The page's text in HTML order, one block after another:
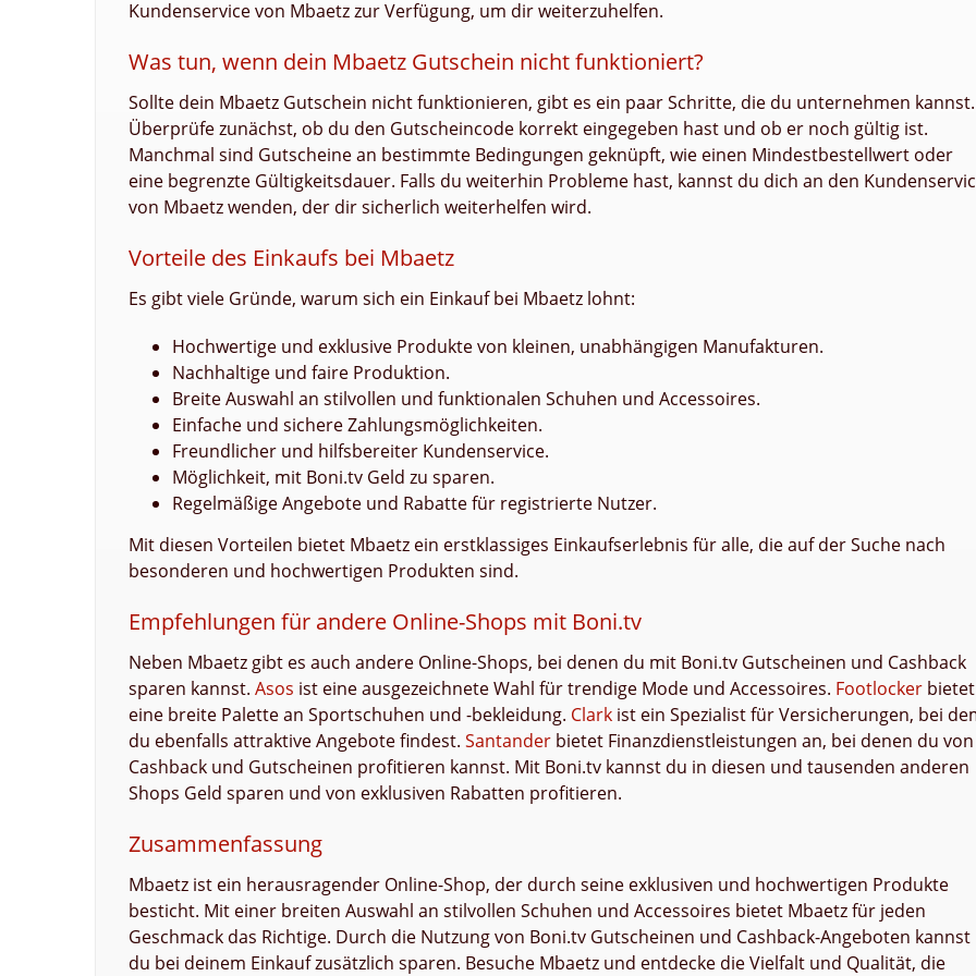
Kundenservice von Mbaetz zur Verfügung, um dir weiterzuhelfen.
Was tun, wenn dein Mbaetz Gutschein nicht funktioniert?
Sollte dein Mbaetz Gutschein nicht funktionieren, gibt es ein paar Schritte, die du unternehmen kannst.
Überprüfe zunächst, ob du den Gutscheincode korrekt eingegeben hast und ob er noch gültig ist.
Manchmal sind Gutscheine an bestimmte Bedingungen geknüpft, wie einen Mindestbestellwert oder
eine begrenzte Gültigkeitsdauer. Falls du weiterhin Probleme hast, kannst du dich an den
von Mbaetz wenden, der dir sicherlich weiterhelfen wird.
Vorteile des Einkaufs bei Mbaetz
Es gibt viele Gründe, warum sich ein Einkauf bei Mbaetz lohnt:
Hochwertige und exklusive Produkte von kleinen, unabhängigen Manufakturen.
Nachhaltige und faire Produktion.
Breite Auswahl an stilvollen und funktionalen Schuhen und Accessoires.
Einfache und sichere Zahlungsmöglichkeiten.
Freundlicher und hilfsbereiter Kundenservice.
Möglichkeit, mit Boni.tv Geld zu sparen.
Regelmäßige Angebote und Rabatte für registrierte Nutzer.
Mit diesen Vorteilen bietet Mbaetz ein erstklassiges Einkaufserlebnis für alle, die auf der Suche nach
besonderen und hochwertigen Produkten sind.
Empfehlungen für andere Online-Shops mit Boni.tv
Neben Mbaetz gibt es auch andere Online-Shops, bei denen du mit Boni.tv Gutscheinen und Cashback
sparen kannst. Asos ist eine ausgezeichnete Wahl für trendige Mode und Accessoires. Footlocker bietet
eine breite Palette an Sportschuhen und -bekleidung. Clark ist ein Spezialist für Versicherungen, bei
du ebenfalls attraktive Angebote findest. Santander bietet Finanzdienstleistungen an, bei denen du von
Cashback und Gutscheinen profitieren kannst. Mit Boni.tv kannst du in diesen und tausenden anderen
Shops Geld sparen und von exklusiven Rabatten profitieren.
Zusammenfassung
Mbaetz ist ein herausragender Online-Shop, der durch seine exklusiven und hochwertigen Produkte
besticht. Mit einer breiten Auswahl an stilvollen Schuhen und Accessoires bietet Mbaetz für jeden
Geschmack das Richtige. Durch die Nutzung von Boni.tv Gutscheinen und Cashback-Angeboten kannst
du bei deinem Einkauf zusätzlich sparen. Besuche Mbaetz und entdecke die Vielfalt und Qualität, die